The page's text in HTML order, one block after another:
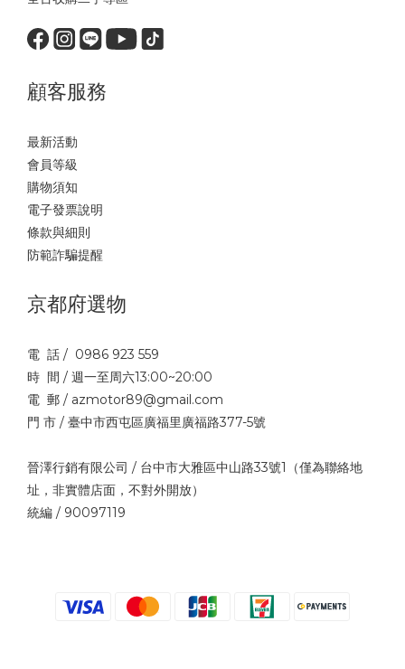
顧客服務
最新活動
會員等級
購物須知
電子發票說明
條款與細則
防範詐騙提醒
京都府選物
電 話 / 0986 923 559
時 間 / 週一至周六13:00~20:00
電 郵 / azmotor89@gmail.com
門 市 / 臺中市西屯區廣福里廣福路377-5號
晉澤行銷有限公司 / 台中市大雅區中山路33號1（僅為聯絡地
址，非實體店面，不對外開放）
統編 / 90097119